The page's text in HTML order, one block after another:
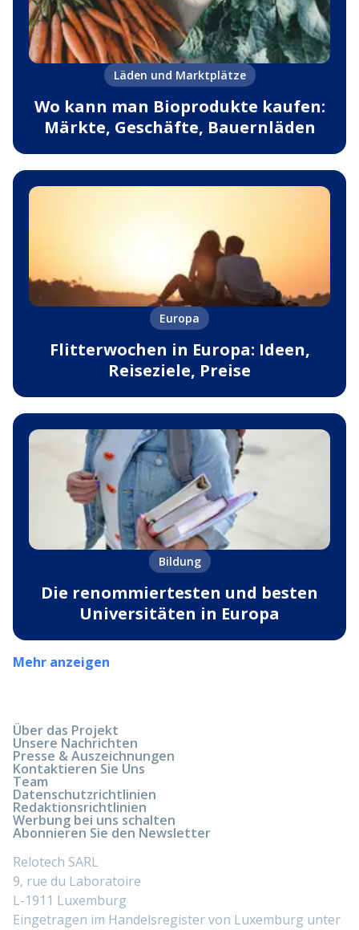
Läden und Marktplätze
Wo kann man Bioprodukte kaufen:
Märkte, Geschäfte, Bauernläden
Europa
Flitterwochen in Europa: Ideen,
Reiseziele, Preise
Bildung
Die renommiertesten und besten
Universitäten in Europa
Mehr anzeigen
Über das Projekt
Unsere Nachrichten
Presse & Auszeichnungen
Kontaktieren Sie Uns
Team
Datenschutzrichtlinien
Redaktionsrichtlinien
Werbung bei uns schalten
Abonnieren Sie den Newsletter
Relotech SARL
9, rue du Laboratoire
L-1911 Luxemburg
Eingetragen im Handelsregister von Luxemburg unter